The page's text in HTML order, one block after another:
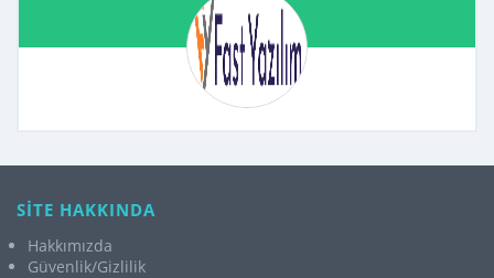
SİTE HAKKINDA
Hakkımızda
Güvenlik/Gizlilik